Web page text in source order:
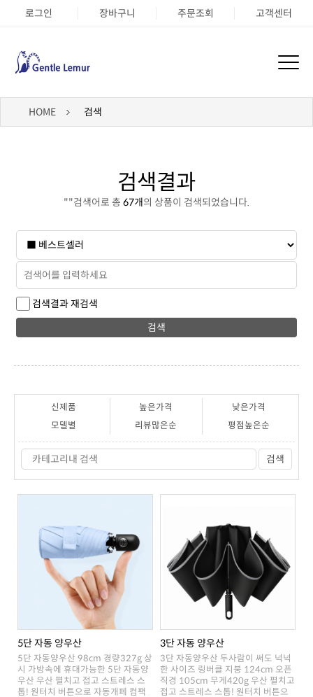
로그인 장바구니 주문조회 고객센터
HOME 검색
검색결과
""검색어로 총 67개의 상품이 검색되었습니다.
검색결과 재검색
검색
신제품 높은가격
낮은가격
모델별
리뷰많은순 평점높은순
검색
5단 자동 양우산 3단 자동 양우산